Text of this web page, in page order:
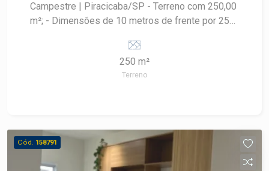
Campestre | Piracicaba/SP - Terreno com 250,00
m²; - Dimensões de 10 metros de frente por 25
construção de residência ou investimento; -
Localizado em bairro consolidado e com grande
potencial de valorização; - Região tranquila,
ampla infraestrutura de comércio e serviços; -
Nas proximidades de supermercados, escolas,
farmácias, academias e restaurantes; - A poucos
250 m²
Terreno
Cód. 158791